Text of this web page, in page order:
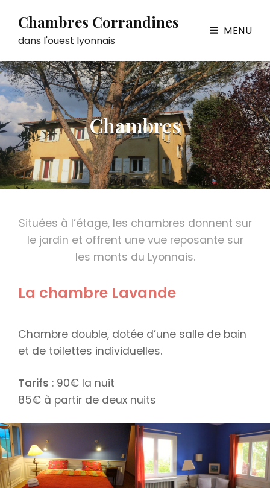
Chambres Corrandines
dans l'ouest lyonnais
MENU
Chambres
Situées à l’étage, les chambres donnent sur
le jardin et offrent une vue reposante sur
les monts du Lyonnais.
La chambre Lavande
Chambre double, dotée d’une salle de bain
et de toilettes individuelles.
Tarifs : 90€ la nuit
85€ à partir de deux nuits